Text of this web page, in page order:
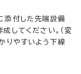
添付した先端設備
してください。（変
りやすいよう下線